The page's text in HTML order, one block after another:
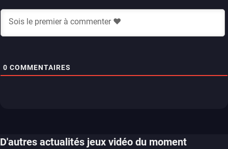
0 COMMENTAIRES
D'autres actualités jeux vidéo du moment